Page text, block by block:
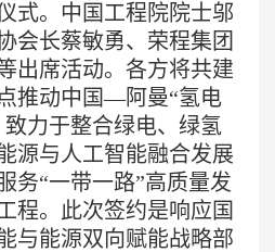
式。中国工程院院士邬
会长蔡敏勇、荣程集团
出席活动。各方将共建
推动中国—阿曼“氢电
力于整合绿电、绿氢
源与人工智能融合发展
务“一带一路”高质量发
程。此次签约是响应国
与能源双向赋能战略部